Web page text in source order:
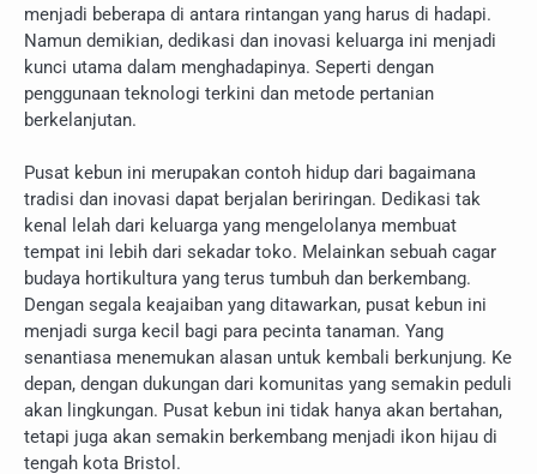
menjadi beberapa di antara rintangan yang harus di hadapi.
Namun demikian, dedikasi dan inovasi keluarga ini menjadi
kunci utama dalam menghadapinya. Seperti dengan
penggunaan teknologi terkini dan metode pertanian
berkelanjutan.
Pusat kebun ini merupakan contoh hidup dari bagaimana
tradisi dan inovasi dapat berjalan beriringan. Dedikasi tak
kenal lelah dari keluarga yang mengelolanya membuat
tempat ini lebih dari sekadar toko. Melainkan sebuah cagar
budaya hortikultura yang terus tumbuh dan berkembang.
Dengan segala keajaiban yang ditawarkan, pusat kebun ini
menjadi surga kecil bagi para pecinta tanaman. Yang
senantiasa menemukan alasan untuk kembali berkunjung. Ke
depan, dengan dukungan dari komunitas yang semakin peduli
akan lingkungan. Pusat kebun ini tidak hanya akan bertahan,
tetapi juga akan semakin berkembang menjadi ikon hijau di
tengah kota Bristol.